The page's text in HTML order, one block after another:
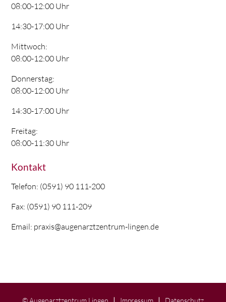
08:00-12:00 Uhr
14:30-17:00 Uhr
Mittwoch:
08:00-12:00 Uhr
Donnerstag:
08:00-12:00 Uhr
14:30-17:00 Uhr
Freitag:
08:00-11:30 Uhr
Kontakt
Telefon: (0591) 90 111-200
Fax: (0591) 90 111-209
Email: praxis@augenarztzentrum-lingen.de
© Augenarztzentrum Lingen Impressum Datenschutz